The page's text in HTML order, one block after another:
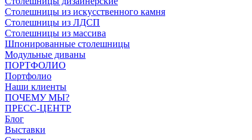
Столешницы из искусственного камня
Столешницы из ЛДСП
Столешницы из массива
Шпонированные столешницы
Модульные диваны
ПОРТФОЛИО
Портфолио
Наши клиенты
ПОЧЕМУ МЫ?
ПРЕСС-ЦЕНТР
Блог
Выставки